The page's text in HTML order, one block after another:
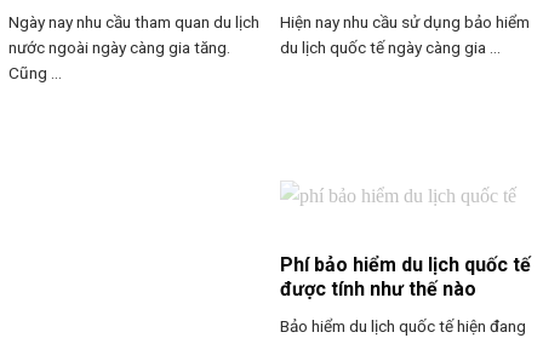
Ngày nay nhu cầu tham quan du lịch
nước ngoài ngày càng gia tăng.
Cũng ...
Hiện nay nhu cầu sử dụng bảo hiểm
du lịch quốc tế ngày càng gia ...
Phí bảo hiểm du lịch quốc tế
được tính như thế nào
Bảo hiểm du lịch quốc tế hiện đang